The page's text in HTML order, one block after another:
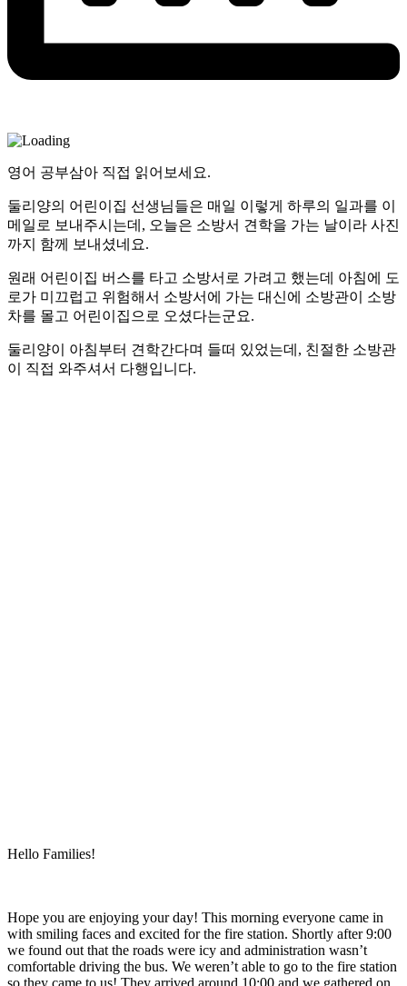
영어 공부삼아 직접 읽어보세요.
둘리양의 어린이집 선생님들은 매일 이렇게 하루의 일과를 이
메일로 보내주시는데, 오늘은 소방서 견학을 가는 날이라 사진
까지 함께 보내셨네요.
원래 어린이집 버스를 타고 소방서로 가려고 했는데 아침에 도
로가 미끄럽고 위험해서 소방서에 가는 대신에 소방관이 소방
차를 몰고 어린이집으로 오셨다는군요.
둘리양이 아침부터 견학간다며 들떠 있었는데, 친절한 소방관
이 직접 와주셔서 다행입니다.
Hello Families!
Hope you are enjoying your day! This morning everyone came in
with smiling faces and excited for the fire station. Shortly after 9:00
we found out that the roads were icy and administration wasn’t
comfortable driving the bus. We weren’t able to go to the fire station
so they came to us! They arrived around 10:00 and we gathered on